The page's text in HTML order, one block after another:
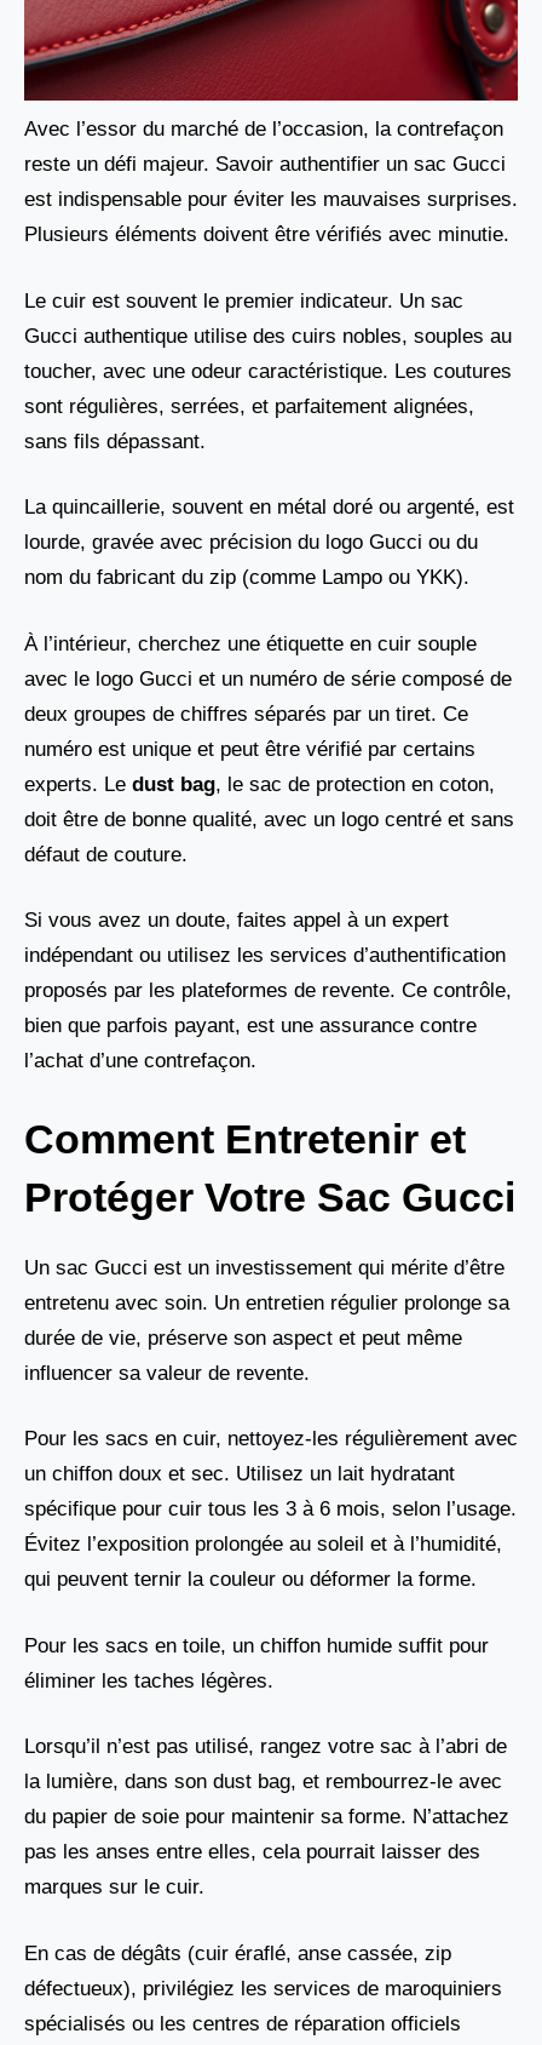
Avec l’essor du marché de l’occasion, la contrefaçon
reste un défi majeur. Savoir authentifier un sac Gucci
est indispensable pour éviter les mauvaises surprises.
Plusieurs éléments doivent être vérifiés avec minutie.
Le cuir est souvent le premier indicateur. Un sac
Gucci authentique utilise des cuirs nobles, souples au
toucher, avec une odeur caractéristique. Les coutures
sont régulières, serrées, et parfaitement alignées,
sans fils dépassant.
La quincaillerie, souvent en métal doré ou argenté, est
lourde, gravée avec précision du logo Gucci ou du
nom du fabricant du zip (comme Lampo ou YKK).
À l’intérieur, cherchez une étiquette en cuir souple
avec le logo Gucci et un numéro de série composé de
deux groupes de chiffres séparés par un tiret. Ce
numéro est unique et peut être vérifié par certains
experts. Le dust bag, le sac de protection en coton,
doit être de bonne qualité, avec un logo centré et sans
défaut de couture.
Si vous avez un doute, faites appel à un expert
indépendant ou utilisez les services d’authentification
proposés par les plateformes de revente. Ce contrôle,
bien que parfois payant, est une assurance contre
l’achat d’une contrefaçon.
Comment Entretenir et
Protéger Votre Sac Gucci
Un sac Gucci est un investissement qui mérite d’être
entretenu avec soin. Un entretien régulier prolonge sa
durée de vie, préserve son aspect et peut même
influencer sa valeur de revente.
Pour les sacs en cuir, nettoyez-les régulièrement avec
un chiffon doux et sec. Utilisez un lait hydratant
spécifique pour cuir tous les 3 à 6 mois, selon l’usage.
Évitez l’exposition prolongée au soleil et à l’humidité,
qui peuvent ternir la couleur ou déformer la forme.
Pour les sacs en toile, un chiffon humide suffit pour
éliminer les taches légères.
Lorsqu’il n’est pas utilisé, rangez votre sac à l’abri de
la lumière, dans son dust bag, et rembourrez-le avec
du papier de soie pour maintenir sa forme. N’attachez
pas les anses entre elles, cela pourrait laisser des
marques sur le cuir.
En cas de dégâts (cuir éraflé, anse cassée, zip
défectueux), privilégiez les services de maroquiniers
spécialisés ou les centres de réparation officiels